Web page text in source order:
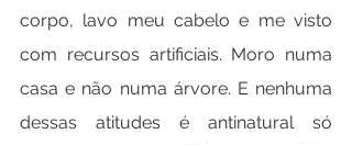
corpo, lavo meu cabelo e me visto
com recursos artificiais. Moro numa
casa e não numa árvore. E nenhuma
dessas atitudes é antinatural só